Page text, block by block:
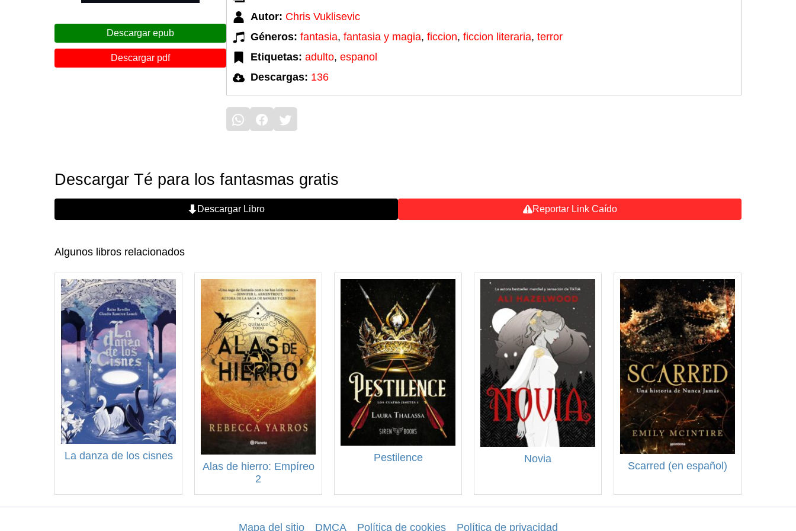
Descargar epub
Descargar pdf
Autor: Chris Vuklisevic
Géneros: fantasia, fantasia y magia, ficcion, ficcion literaria, terror
Etiquetas: adulto, espanol
Descargas: 136
Descargar Té para los fantasmas gratis
Descargar Libro Reportar Link Caído
Algunos libros relacionados
La danza de los cisnes
Alas de hierro: Empíreo
2
Pestilence Novia
Scarred (en español)
Mapa del sitio DMCA Política de cookies Política de privacidad